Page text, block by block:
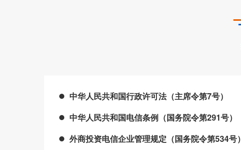
中华人民共和国行政许可法（主席令第7号）
中华人民共和国电信条例（国务院令第291号）
外商投资电信企业管理规定（国务院令第534号）